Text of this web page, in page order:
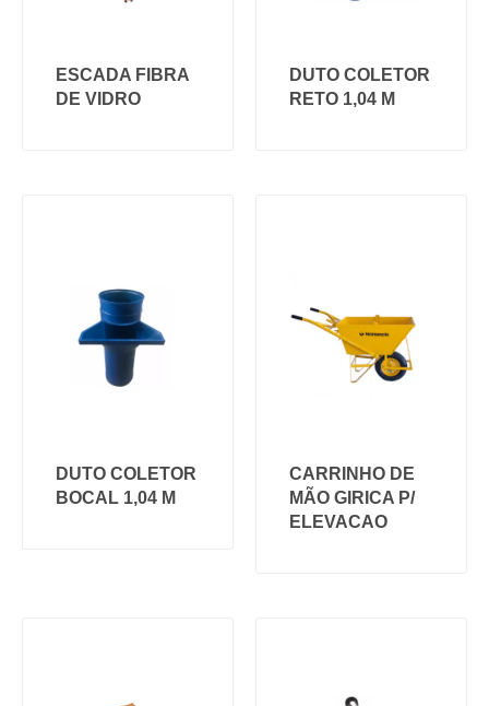
ESCADA FIBRA
DE VIDRO
DUTO COLETOR
RETO 1,04 M
DUTO COLETOR
BOCAL 1,04 M
CARRINHO DE
MÃO GIRICA P/
ELEVACAO